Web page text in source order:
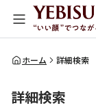
全体検索
ホーム 詳細検索
詳細検索